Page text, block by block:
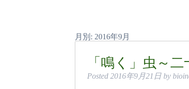
月別: 2016年9月
「鳴く」虫～
Posted 2016年9月21日 by